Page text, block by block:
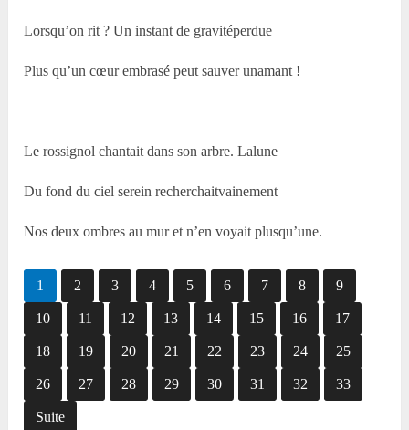
Lorsqu’on rit ? Un instant de gravitéperdue
Plus qu’un cœur embrasé peut sauver unamant !
Le rossignol chantait dans son arbre. Lalune
Du fond du ciel serein recherchaitvainement
Nos deux ombres au mur et n’en voyait plusqu’une.
1 2 3 4 5 6 7 8 9
10 11 12 13 14 15 16 17
18 19 20 21 22 23 24 25
26 27 28 29 30 31 32 33
Suite